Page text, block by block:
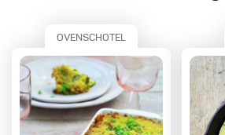
OVENSCHOTEL